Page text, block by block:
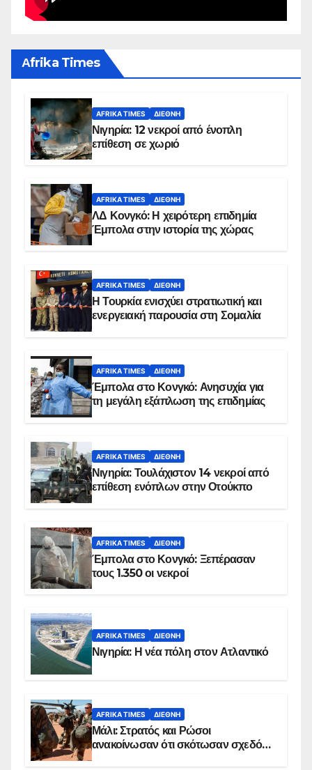
Αfrika Times
AFRIKA TIMES ΔΙΕΘΝΉ
Νιγηρία: 12 νεκροί από ένοπλη
επίθεση σε χωριό
AFRIKA TIMES ΔΙΕΘΝΉ
ΛΔ Κονγκό: Η χειρότερη επιδημία
Έμπολα στην ιστορία της χώρας
AFRIKA TIMES ΔΙΕΘΝΉ
Η Τουρκία ενισχύει στρατιωτική και
ενεργειακή παρουσία στη Σομαλία
AFRIKA TIMES ΔΙΕΘΝΉ
Έμπολα στο Κονγκό: Ανησυχία για
τη μεγάλη εξάπλωση της επιδημίας
AFRIKA TIMES ΔΙΕΘΝΉ
Νιγηρία: Τουλάχιστον 14 νεκροί από
επίθεση ενόπλων στην Οτούκπο
AFRIKA TIMES ΔΙΕΘΝΉ
Έμπολα στο Κονγκό: Ξεπέρασαν
τους 1.350 οι νεκροί
AFRIKA TIMES ΔΙΕΘΝΉ
Νιγηρία: Η νέα πόλη στον Ατλαντικό
AFRIKA TIMES ΔΙΕΘΝΉ
Μάλι: Στρατός και Ρώσοι
ανακοίνωσαν ότι σκότωσαν σχεδόν